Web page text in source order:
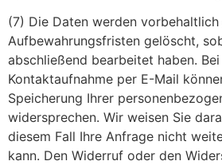
(7) Die Daten werden
Aufbewahrungsfristen gelöscht,
abschließend bearbeitet haben.
Kontaktaufnahme per E-Mail
Speicherung Ihrer
widersprechen. Wir weisen Sie
diesem Fall Ihre Anfrage nicht
kann. Den Widerruf oder den